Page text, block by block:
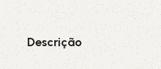
Descrição